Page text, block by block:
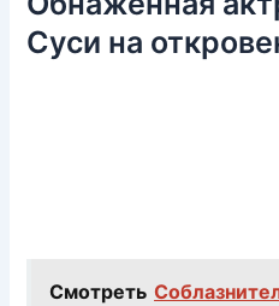
Суси на
Смотреть